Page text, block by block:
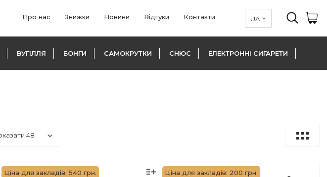
Про нас Знижки Новини Відгуки Контакти
ВУГІЛЛЯ БОНГИ САМОКРУТКИ СНЮС ЕЛЕКТРОННІ СИГАРЕТИ
Ціна для закладів: 540 грн. Ціна для закладів: 200 грн.